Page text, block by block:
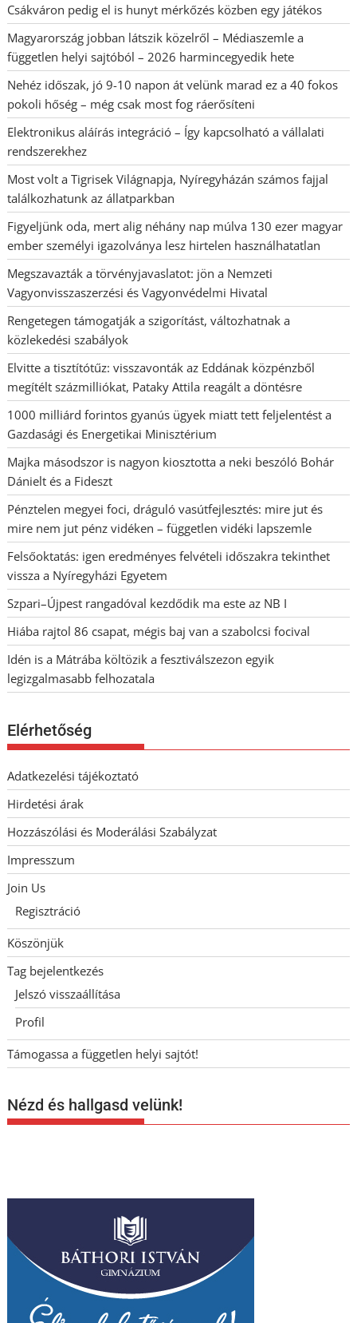
Csákváron pedig el is hunyt mérkőzés közben egy játékos
Magyarország jobban látszik közelről – Médiaszemle a
független helyi sajtóból – 2026 harmincegyedik hete
Nehéz időszak, jó 9-10 napon át velünk marad ez a 40 fokos
pokoli hőség – még csak most fog ráerősíteni
Elektronikus aláírás integráció – Így kapcsolható a vállalati
rendszerekhez
Most volt a Tigrisek Világnapja, Nyíregyházán számos fajjal
találkozhatunk az állatparkban
Figyeljünk oda, mert alig néhány nap múlva 130 ezer magyar
ember személyi igazolványa lesz hirtelen használhatatlan
Megszavazták a törvényjavaslatot: jön a Nemzeti
Vagyonvisszaszerzési és Vagyonvédelmi Hivatal
Rengetegen támogatják a szigorítást, változhatnak a
közlekedési szabályok
Elvitte a tisztítótűz: visszavonták az Eddának közpénzből
megítélt százmilliókat, Pataky Attila reagált a döntésre
1000 milliárd forintos gyanús ügyek miatt tett feljelentést a
Gazdasági és Energetikai Minisztérium
Majka másodszor is nagyon kiosztotta a neki beszóló Bohár
Dánielt és a Fideszt
Pénztelen megyei foci, dráguló vasútfejlesztés: mire jut és
mire nem jut pénz vidéken – független vidéki lapszemle
Felsőoktatás: igen eredményes felvételi időszakra tekinthet
vissza a Nyíregyházi Egyetem
Szpari–Újpest rangadóval kezdődik ma este az NB I
Hiába rajtol 86 csapat, mégis baj van a szabolcsi focival
Idén is a Mátrába költözik a fesztiválszezon egyik
legizgalmasabb felhozatala
Elérhetőség
Adatkezelési tájékoztató
Hirdetési árak
Hozzászólási és Moderálási Szabályzat
Impresszum
Join Us
Regisztráció
Köszönjük
Tag bejelentkezés
Jelszó visszaállítása
Profil
Támogassa a független helyi sajtót!
Nézd és hallgasd velünk!